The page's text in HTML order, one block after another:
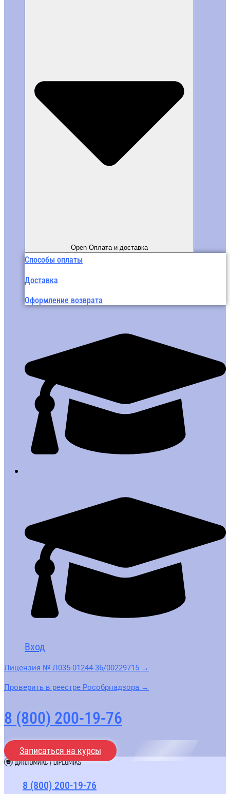
Open Оплата и доставка
Способы оплаты
Доставка
Оформление возврата
Вход
Лицензия № Л035-01244-36/00229715 →
Проверить в реестре Рособрнадзора →
8 (800) 200-19-76
Записаться на курсы
8 (800) 200-19-76